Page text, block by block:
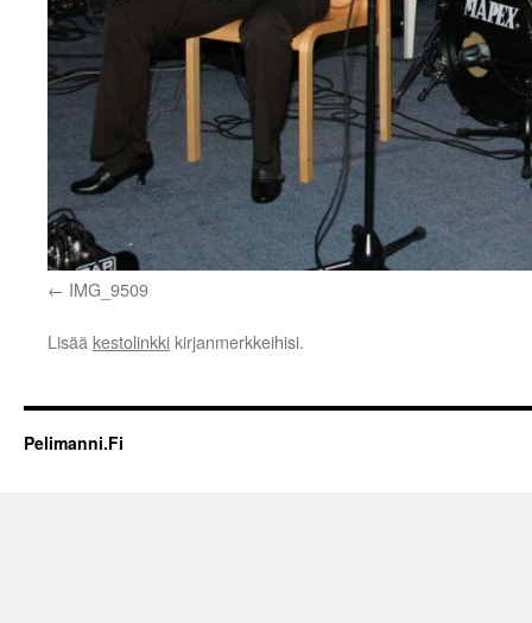
IMG_9509
Lisää kestolinkki kirjanmerkkeihisi.
Pelimanni.Fi